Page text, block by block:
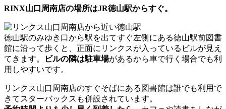
RINX山口周南店の場所はJR徳山駅からすぐ。
徳山駅のみゆき口から駅を出てすぐ左側にある徳山駅前図書
館に沿って歩くと、正面にリンクスが入っているビルが見え
てきます。
ビルの隣は駐車場があるから車で行く場合でも利
用しやすいです。
リンクス山口周南店のすぐそばにある図書館は誰でも利用で
きてスターバックスも併設されています。